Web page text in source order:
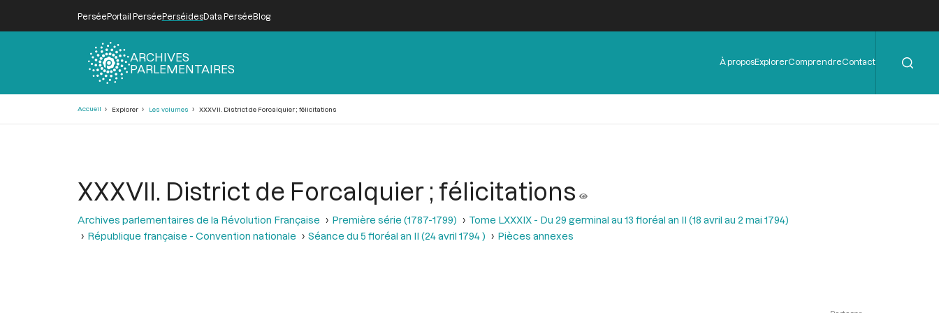
PerséePortail PerséePerséidesData PerséeBlog
ARCHIVES
PARLEMENTAIRES
Menu
de
À proposExplorerComprendreContact
Accueil Explorer Les volumes XXXVII. District de Forcalquier ; félicitations
XXXVII. District de Forcalquier ; félicitations
Archives parlementaires de la Révolution Française Première série (1787-1799)
Tome LXXXIX - Du 29 germinal au 13 floréal an II (18 avril au 2 mai 1794)
République française - Convention nationale
Séance du 5 floréal an II (24 avril 1794 ) Pièces annexes